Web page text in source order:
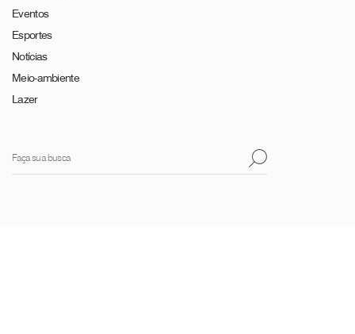
Eventos
Esportes
Notícias
Meio-ambiente
Lazer